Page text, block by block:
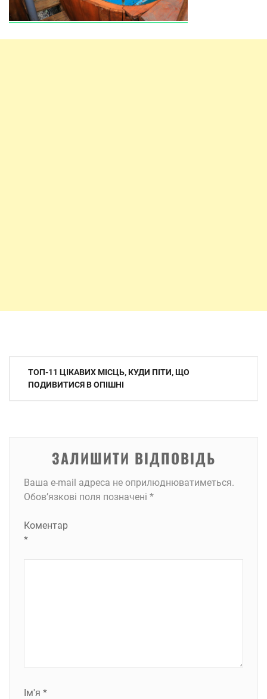
Навігація
записів
ТОП-11 ЦІКАВИХ МІСЦЬ, КУДИ ПІТИ, ЩО
ПОДИВИТИСЯ В ОПІШНІ
ЗАЛИШИТИ ВІДПОВІДЬ
Ваша e-mail адреса не оприлюднюватиметься.
Обов’язкові поля позначені *
Коментар
*
Ім'я *